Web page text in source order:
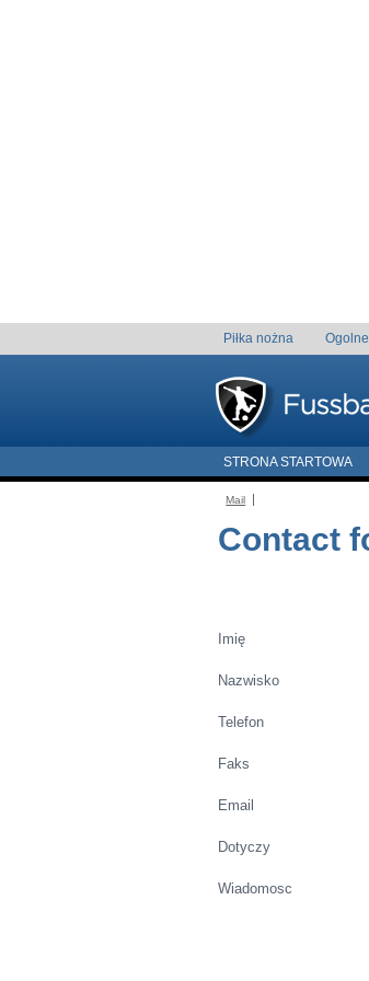
Piłka nożna
STRONA STARTOWA
Mail
Contact
Imię
Nazwisko
Telefon
Faks
Email
Dotyczy
Wiadomosc